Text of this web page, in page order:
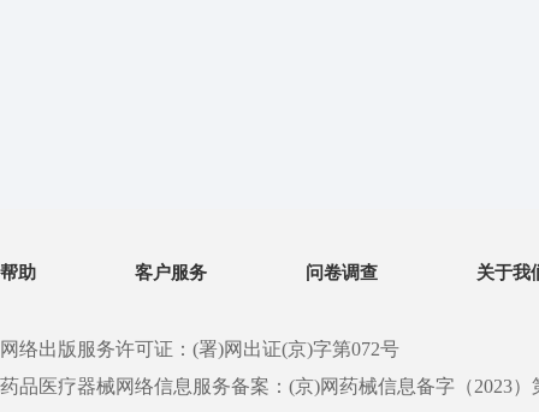
帮助 客户服务 问卷调查 关于我
网络出版服务许可证：(署)网出证(京)字第072号
药品医疗器械网络信息服务备案：(京)网药械信息备字（2023）